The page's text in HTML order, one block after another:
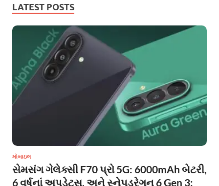
LATEST POSTS
મોબાઇલ
સેમસંગ ગેલેક્સી F70 પ્રો 5G: 6000mAh બેટરી,
6 વર્ષનાં અપડેટ્સ, અને સ્નેપડ્રેગન 6 Gen 3;